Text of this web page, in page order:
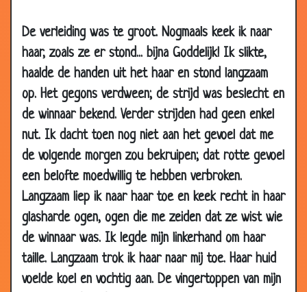
De verleiding was te groot. Nogmaals keek ik naar
haar, zoals ze er stond... bijna Goddelijk! Ik slikte,
haalde de handen uit het haar en stond langzaam
op. Het gegons verdween; de strijd was beslecht en
de winnaar bekend. Verder strijden had geen enkel
nut. Ik dacht toen nog niet aan het gevoel dat me
de volgende morgen zou bekruipen; dat rotte gevoel
een belofte moedwillig te hebben verbroken.
Langzaam liep ik naar haar toe en keek recht in haar
glasharde ogen, ogen die me zeiden dat ze wist wie
de winnaar was. Ik legde mijn linkerhand om haar
taille. Langzaam trok ik haar naar mij toe. Haar huid
voelde koel en vochtig aan. De vingertoppen van mijn
03 Jan
De weduwes 3.72
03 Jan
Er alles voor over 3.33
03 Jan
2008
Ziekenbezoek 3.61
27 Dec
2007
Dagdromen
2007
De missende lepel
13 Dec
2007
Vrijgevigheid
13 Dec
2007
Hand geven 3.08